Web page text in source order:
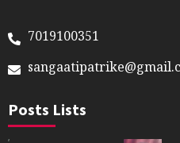
7019100351
Posts Lists